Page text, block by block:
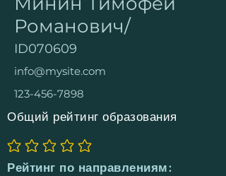
Романович/
ID070609
info@mysite.com
123-456-7898
Общий рейтинг образования
Еще нет оценок
Рейтинг по направлениям: